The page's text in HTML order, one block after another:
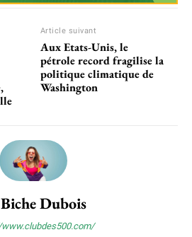
Article suivant
Aux Etats-Unis, le
pétrole record fragilise la
politique climatique de
Washington
Dubois